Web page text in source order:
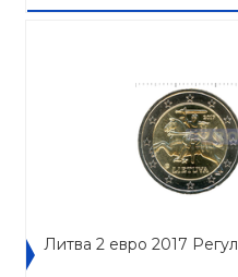
Литва 2 евро 2017